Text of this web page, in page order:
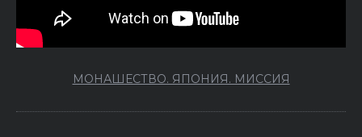
МОНАШЕСТВО. ЯПОНИЯ. МИССИЯ